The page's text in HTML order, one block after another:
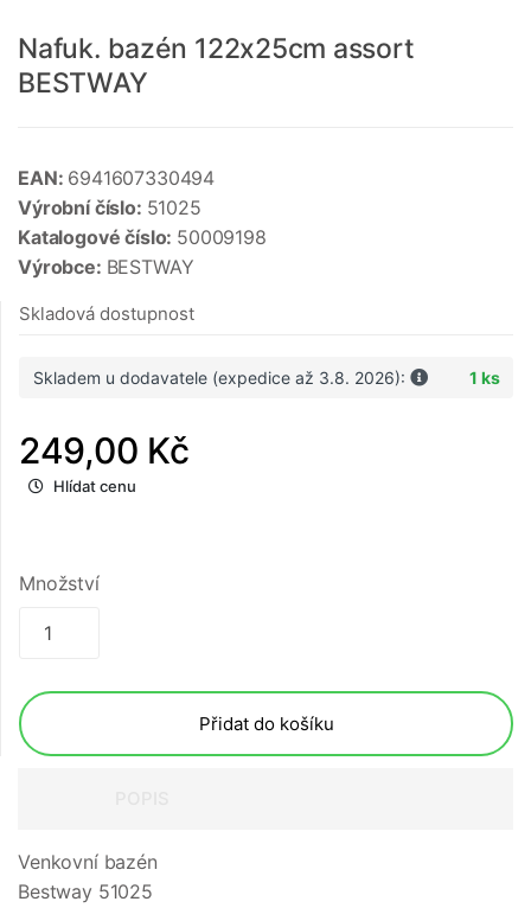
Nafuk. bazén 122x25cm assort
BESTWAY
EAN: 6941607330494
Výrobní číslo: 51025
Katalogové číslo: 50009198
Výrobce: BESTWAY
Skladová dostupnost
Skladem u dodavatele (expedice až 3.8. 2026): 1 ks
249,00 Kč
Hlídat cenu
Množství
Přidat do košíku
Venkovní bazén
Bestway 51025